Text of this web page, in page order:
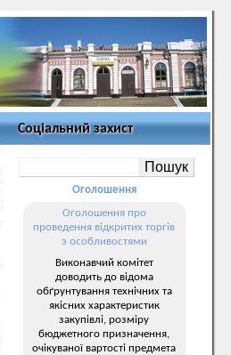
Соціальний захист
Оголошення
Оголошення про
проведення відкритих торгів
з особливостями
Виконавчий комітет
доводить до відома
обґрунтування технічних та
якісних характеристик
закупівлі, розміру
бюджетного призначення,
очікуваної вартості предмета